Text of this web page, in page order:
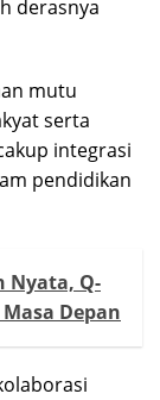
derasnya
mutu
serta
integrasi
pendidikan
Nyata, Q-
Depan